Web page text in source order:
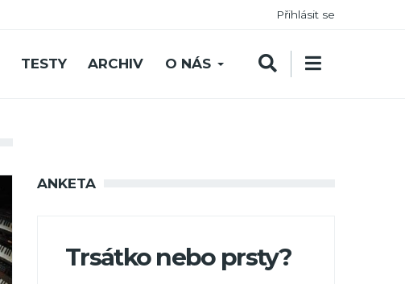
Přihlásit se
TESTY ARCHIV O NÁS
ANKETA
Trsátko nebo prsty?